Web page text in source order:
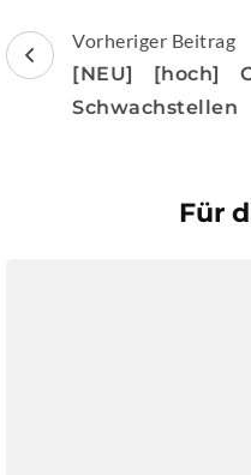
Vorheriger Beitrag
[NEU] [hoch]
Schwachstellen
Für